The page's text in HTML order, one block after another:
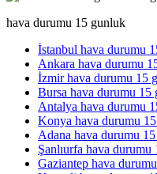
hava durumu 15 gunluk
İstanbul hava durumu
Ankara hava durumu
İzmir hava durumu 15
Bursa hava durumu 15
Antalya hava durumu
Konya hava durumu
Adana hava durumu
Şanlıurfa hava
Gaziantep hava